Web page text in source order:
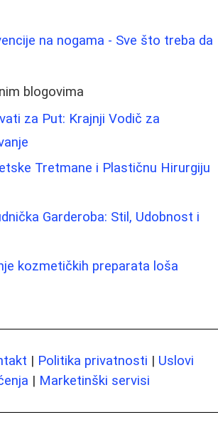
na nogama - Sve što treba da
blogovima
za Put: Krajnji Vodič za
Tretmane i Plastičnu Hirurgiju
Garderoba: Stil, Udobnost i
kozmetičkih preparata loša
| Politika privatnosti | Uslovi
| Marketinški servisi